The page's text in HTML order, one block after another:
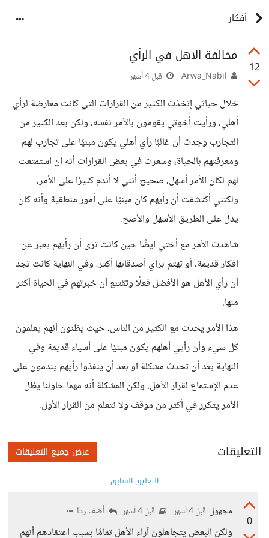
أفكار
12
مخالفة الاهل في الرأي
قبل 4 أشهر
خلال حياتي إتخذت الكثير من القرارات التي كانت معارضة لرأي
أهلي، ورأيت أخوتي يقومون بالأمر نفسه، ولكن بعد الكثير من
التجارب وجدت أن غالبًا رأي أهلي يكون مبنيًا على تجارب لهم
ومعرفتهم بالحياة، وشعرت في بعض القرارات أنه إن استمتعت
لهم لكان الأمر أسهل، صحيح أنني لا أندم كثيرًا على الأمر،
ولكنني أكتشفت أن رأيهم كان مبنيًا على أمور منطقية وأنه كان
يدل على الطريق الأسهل والأصح.
شاهدت الأمر مع أختي ايضًا حين كانت ترى أن رأيهم يعبر عن
أفكار قديمة، أو تهتم برأي أصدقائها أكثر، وفي النهاية كانت تجد
أن رأي الأهل هو الأفضل فعلًا وتقتنع أن خبرتهم في الحياة أكثر
منها.
هذا الأمر يحدث مع الكثير من الناس، حيث يظنون أنهم يعلمون
كل شيء وأن رأيي أهلهم يكون مبنيًا على أشياء قديمة وفي
النهاية بعد أن تحدث مشكلة او بعد أن ينفذوا رأيهم يندمون على
عدم الإستماع لقرار الأهل، ولكن المشكلة أنه مهما حاولنا يظل
الأمر يتكرر في أكثر من موقف ولا نتعلم من القرار الأول.
التعليقات عرض جميع التعليقات
التعليق السابق
0
مجهول قبل 4 أشهر قبل 4 أشهر أضف ردا
ولكن البعض يتجاهلون آراء الأهل تمامًا بسبب اعتقادهم أنهم